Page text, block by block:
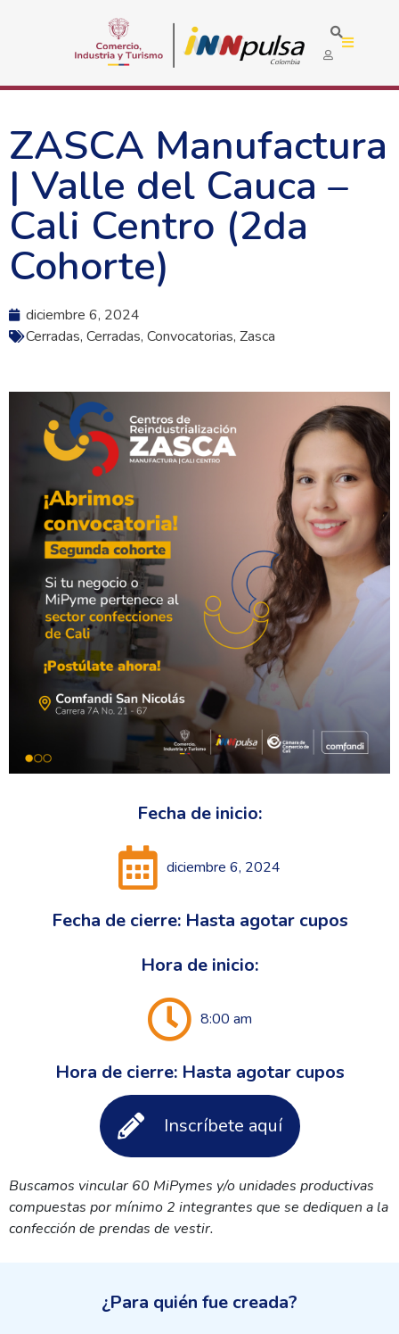
ZASCA Manufactura
| Valle del Cauca –
Cali Centro (2da
Cohorte)
diciembre 6, 2024
Cerradas, Cerradas, Convocatorias, Zasca
Fecha de inicio:
diciembre 6, 2024
Fecha de cierre: Hasta agotar cupos
Hora de inicio:
8:00 am
Hora de cierre: Hasta agotar cupos
Inscríbete aquí
Buscamos vincular 60 MiPymes y/o unidades productivas
compuestas por mínimo 2 integrantes que se dediquen a la
confección de prendas de vestir.
¿Para quién fue creada?